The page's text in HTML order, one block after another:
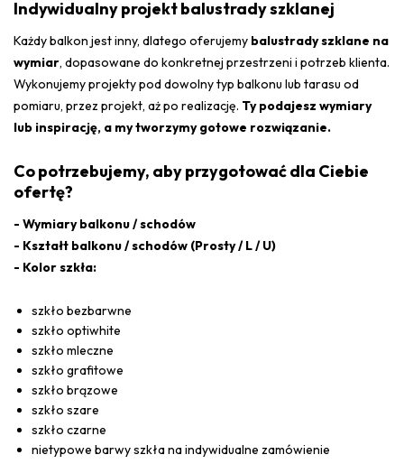
Indywidualny projekt balustrady szklanej
Każdy balkon jest inny, dlatego oferujemy balustrady szklane na
wymiar, dopasowane do konkretnej przestrzeni i potrzeb klienta.
Wykonujemy projekty pod dowolny typ balkonu lub tarasu od
pomiaru, przez projekt, aż po realizację. Ty podajesz wymiary
lub inspirację, a my tworzymy gotowe rozwiązanie.
Co potrzebujemy, aby przygotować dla Ciebie
ofertę?
- Wymiary balkonu / schodów
- Kształt balkonu / schodów (Prosty / L / U)
- Kolor szkła:
szkło bezbarwne
szkło optiwhite
szkło mleczne
szkło grafitowe
szkło brązowe
szkło szare
szkło czarne
nietypowe barwy szkła na indywidualne zamówienie